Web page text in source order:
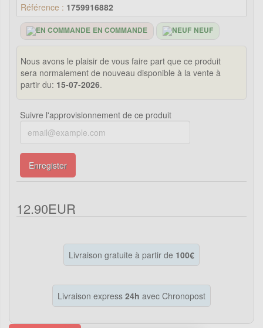
Référence : 1759916882
EN COMMANDE NEUF
Nous avons le plaisir de vous faire part que ce produit
sera normalement de nouveau disponible à la vente à
partir du: 15-07-2026.
Suivre l'approvisionnement de ce produit
Enregister
12.90EUR
Livraison gratuite à partir de 100€
Livraison express 24h avec Chronopost